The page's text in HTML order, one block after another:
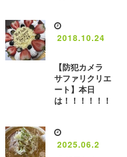
2018.10.24
【防犯カメラ
サファリクリエ
ート】本日
は！！！！！！
2025.06.2